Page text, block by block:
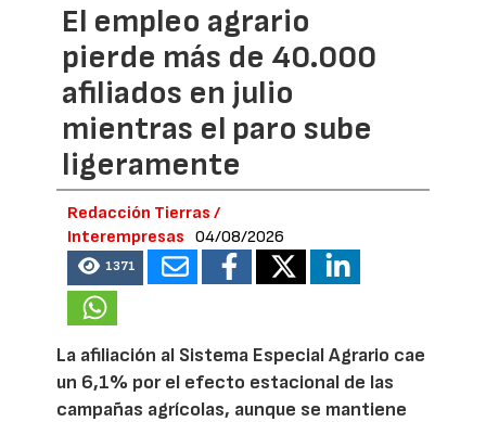
El empleo agrario
pierde más de 40.000
afiliados en julio
mientras el paro sube
ligeramente
Redacción Tierras /
Interempresas
04/08/2026
1371
La afiliación al Sistema Especial Agrario cae
un 6,1% por el efecto estacional de las
campañas agrícolas, aunque se mantiene